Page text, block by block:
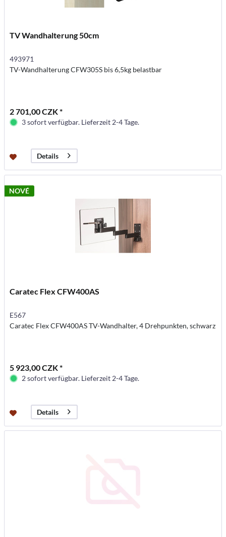
TV Wandhalterung 50cm
493971
TV-Wandhalterung CFW305S bis 6,5kg belastbar
2 701,00 CZK *
3 sofort verfügbar. Lieferzeit 2-4 Tage.
Details
NOVÉ
Caratec Flex CFW400AS
E567
Caratec Flex CFW400AS TV-Wandhalter, 4 Drehpunkten, schwarz
5 923,00 CZK *
2 sofort verfügbar. Lieferzeit 2-4 Tage.
Details